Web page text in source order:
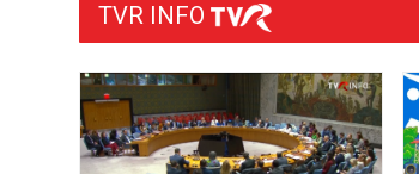
TVR INFO